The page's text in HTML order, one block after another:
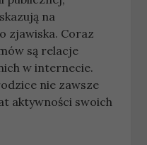
na
zjawiska. Coraz
są relacje
w internecie.
nie zawsze
aktywności swoich